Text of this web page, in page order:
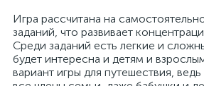
Игра рассчитана на
заданий, что развивает
Среди заданий есть легкие и
будет интересна и детям и
вариант игры для путешествия,